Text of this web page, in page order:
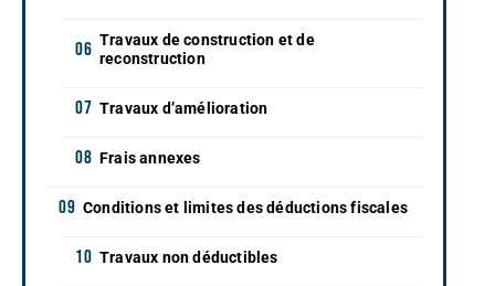
Travaux de construction et de
reconstruction
Travaux d’amélioration
Frais annexes
Conditions et limites des déductions fiscales
Travaux non déductibles